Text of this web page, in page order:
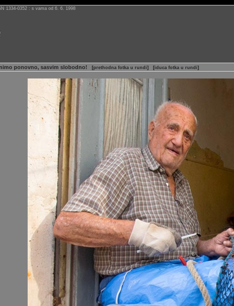
1334-0352 : s vama od 6. 6. 1998
ponovno, sasvim slobodno! [prethodna fotka u rundi] [iduca fotka u rundi]